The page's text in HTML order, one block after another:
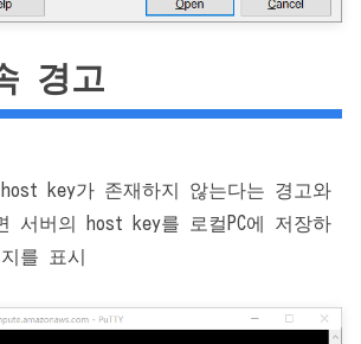
경고
host key가 존재하지 않는다는 경고와
서버의 host key를 로컬PC에 저장하
를 표시